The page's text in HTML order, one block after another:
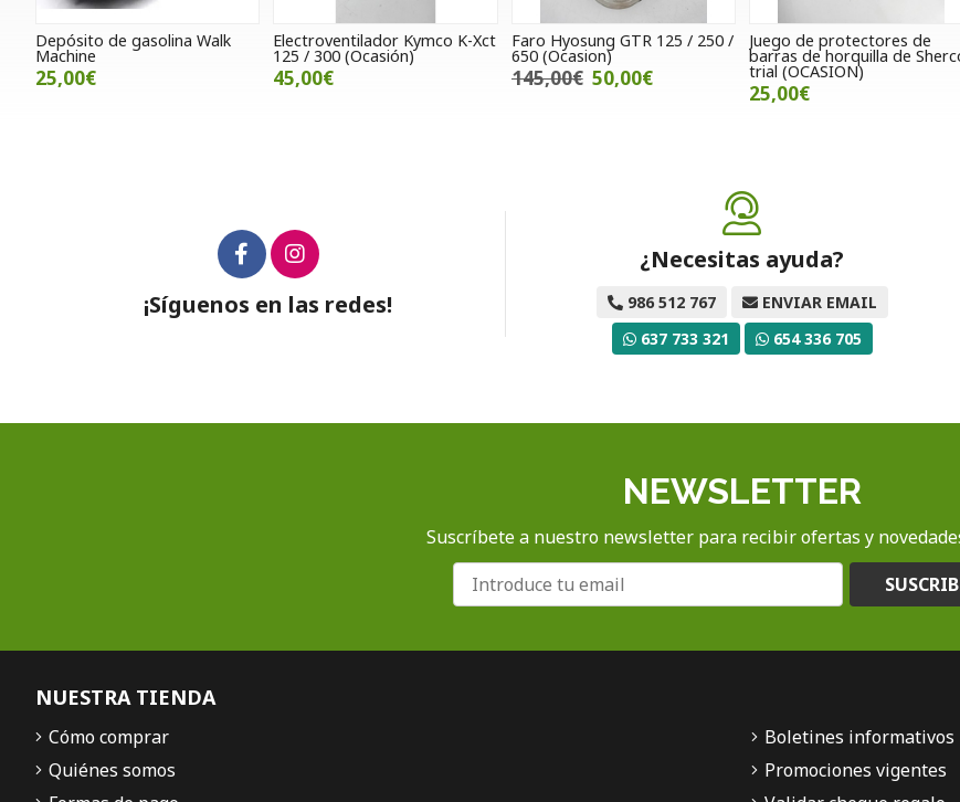
Depósito de gasolina Walk
Machine
25,00€
Electroventilador Kymco K-Xct
125 / 300 (Ocasión)
45,00€
Faro Hyosung GTR 125 / 250 /
650 (Ocasion)
145,00€ 50,00€
Juego de protectores de
barras de horquilla de
trial (OCASION)
25,00€
¡Síguenos en las redes!
¿Necesitas ayuda?
986 512 767
ENVIAR EMAIL
637 733 321
654 336 705
NEWSLETTER
Suscríbete a nuestro newsletter para recibir ofertas y
NUESTRA TIENDA
Cómo comprar
Quiénes somos
Boletines informativos
Promociones vigentes